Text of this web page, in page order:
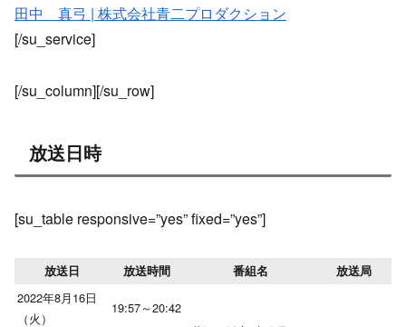
田中 真弓 | 株式会社青二プロダクション
[/su_service]
[/su_column][/su_row]
放送日時
[su_table responsive=”yes” fixed=”yes”]
放送日 放送時間 番組名 放送局
2022年8月16日
（火）
19:57～20:42